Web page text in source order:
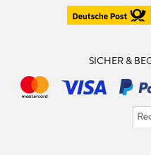
SICHER &